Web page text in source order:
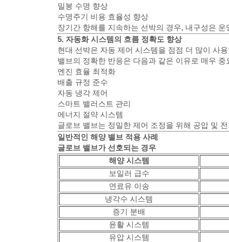
밀봉 수명 향상
수명주기 비용 효율성 향상
장기간 항해를 지속하는 선박의 경우, 내구성은
5. 자동화 시스템의 흐름 정확도 향상
현대 선박은 자동 제어 시스템을 점점 더 많이 사
밸브의 정확한 반응은 다음과 같은 이유로 매우 중
엔진 효율 최적화
배출 규정 준수
자동 냉각 제어
스마트 밸러스트 관리
에너지 절약 시스템
글로브 밸브는 정밀한 제어 조정을 위해 공압 및
일반적인 해양 밸브 적용 사례
글로브 밸브가 선호되는 경우
해양 시스템
보일러 급수
연료유 이송
냉각수 시스템
증기 분배
윤활 시스템
유압 시스템